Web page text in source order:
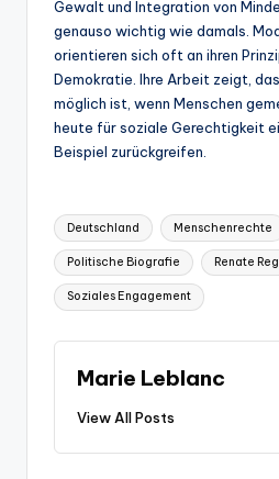
Gewalt und Integration von
genauso wichtig wie damals.
orientieren sich oft an ihren
Demokratie. Ihre Arbeit zeigt,
möglich ist, wenn Menschen
heute für soziale Gerechtigkeit
Beispiel zurückgreifen.
Tags:
Deutschland Menschenrechte
Politische Biografie Renate
Soziales Engagement
Marie Leblanc
View All Posts